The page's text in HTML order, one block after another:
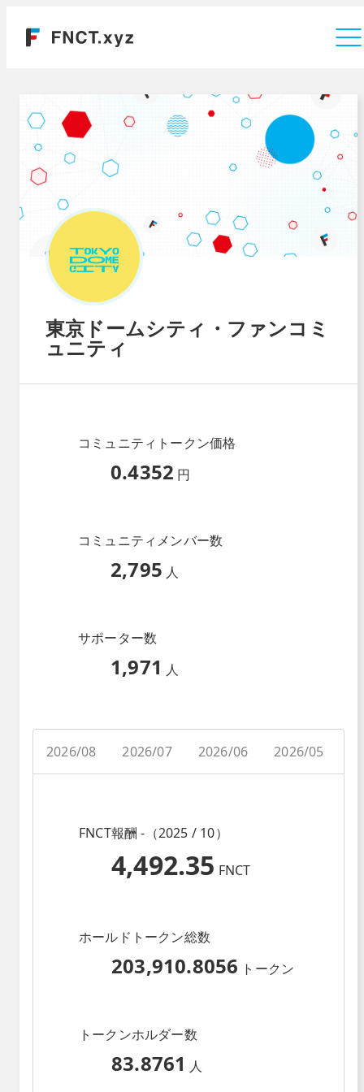
東京ドームシティ・ファンコミ
ュニティ
コミュニティトークン価格
0.4352 円
コミュニティメンバー数
2,795 人
サポーター数
1,971 人
2026/08 2026/07 2026/06 2026/05
FNCT報酬 -（2025 / 10）
4,492.35 FNCT
ホールドトークン総数
203,910.8056 トークン
トークンホルダー数
83.8761 人